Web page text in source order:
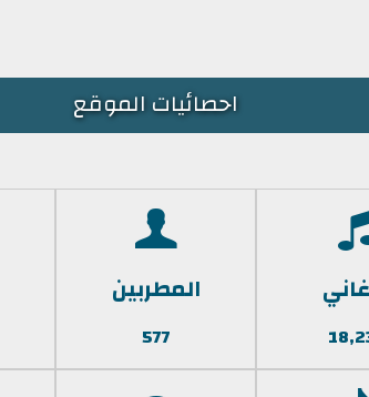
احصائيات الموقع
المطربين
577